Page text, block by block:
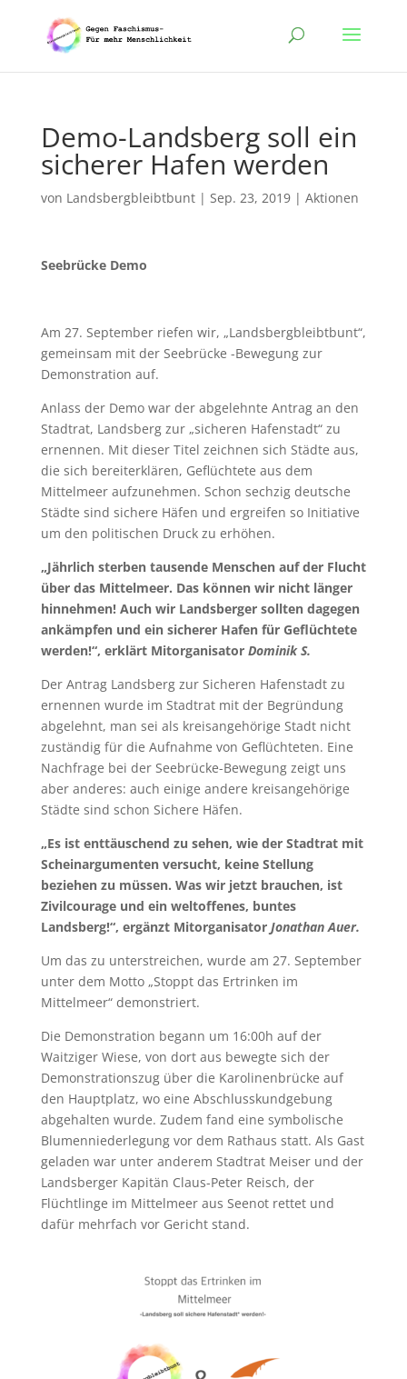
Demo-Landsberg soll ein
sicherer Hafen werden
von Landsbergbleibtbunt| Sep. 23, 2019| Aktionen
Seebrücke Demo
Am 27. September riefen wir, „Landsbergbleibtbunt“,
gemeinsam mit der Seebrücke -Bewegung zur
Demonstration auf.
Anlass der Demo war der abgelehnte Antrag an den
Stadtrat, Landsberg zur „sicheren Hafenstadt“ zu
ernennen. Mit dieser Titel zeichnen sich Städte aus,
die sich bereiterklären, Geflüchtete aus dem
Mittelmeer aufzunehmen. Schon sechzig deutsche
Städte sind sichere Häfen und ergreifen so Initiative
um den politischen Druck zu erhöhen.
„Jährlich sterben tausende Menschen auf der Flucht
über das Mittelmeer. Das können wir nicht länger
hinnehmen! Auch wir Landsberger sollten dagegen
ankämpfen und ein sicherer Hafen für Geflüchtete
werden!“, erklärt Mitorganisator Dominik S.
Der Antrag Landsberg zur Sicheren Hafenstadt zu
ernennen wurde im Stadtrat mit der Begründung
abgelehnt, man sei als kreisangehörige Stadt nicht
zuständig für die Aufnahme von Geflüchteten. Eine
Nachfrage bei der Seebrücke-Bewegung zeigt uns
aber anderes: auch einige andere kreisangehörige
Städte sind schon Sichere Häfen.
„Es ist enttäuschend zu sehen, wie der Stadtrat mit
Scheinargumenten versucht, keine Stellung
beziehen zu müssen. Was wir jetzt brauchen, ist
Zivilcourage und ein weltoffenes, buntes
Landsberg!“, ergänzt Mitorganisator Jonathan Auer.
Um das zu unterstreichen, wurde am 27. September
unter dem Motto „Stoppt das Ertrinken im
Mittelmeer“ demonstriert.
Die Demonstration begann um 16:00h auf der
Waitziger Wiese, von dort aus bewegte sich der
Demonstrationszug über die Karolinenbrücke auf
den Hauptplatz, wo eine Abschlusskundgebung
abgehalten wurde. Zudem fand eine symbolische
Blumenniederlegung vor dem Rathaus statt. Als Gast
geladen war unter anderem Stadtrat Meiser und der
Landsberger Kapitän Claus-Peter Reisch, der
Flüchtlinge im Mittelmeer aus Seenot rettet und
dafür mehrfach vor Gericht stand.